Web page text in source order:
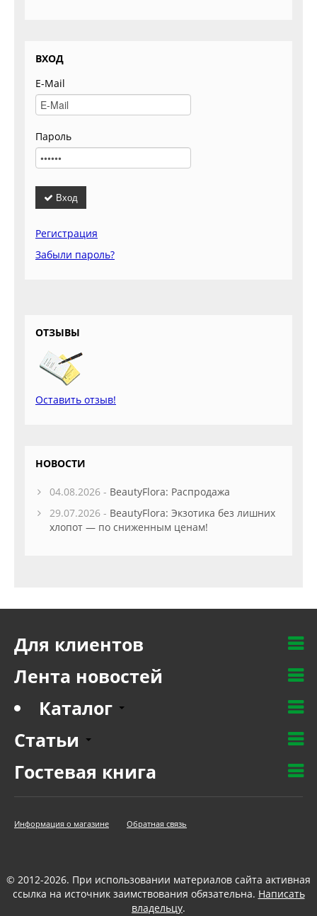
ВХОД
E-Mail
Пароль
Вход
Регистрация
Забыли пароль?
ОТЗЫВЫ
Оставить отзыв!
НОВОСТИ
04.08.2026 - BeautyFlora: Распродажа
29.07.2026 - BeautyFlora: Экзотика без лишних
хлопот — по сниженным ценам!
Для клиентов
Лента новостей
Каталог
Статьи
Гостевая книга
Информация о магазине Обратная связь
© 2012-2026. При использовании материалов сайта активная
ссылка на источник заимствования обязательна. Написать
владельцу.